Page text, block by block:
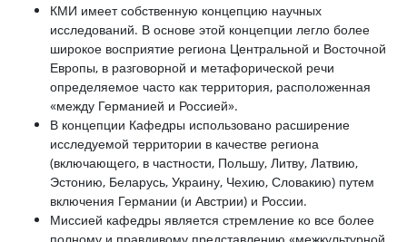
КМИ имеет собственную концепцию научных
исследований. В основе этой концепции легло более
широкое восприятие региона Центральной и Восточной
Европы, в разговорной и метафорической речи
определяемое часто как территория, расположенная
«между Германией и Россией».
В концепции Кафедры использовано расширение
исследуемой территории в качестве региона
(включающего, в частности, Польшу, Литву, Латвию,
Эстонию, Беларусь, Украину, Чехию, Словакию) путем
включения Германии (и Австрии) и России.
Миссией кафедры является стремление ко все более